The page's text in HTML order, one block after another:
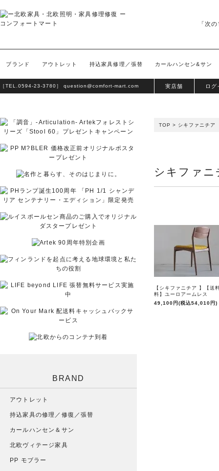
「次
ブランド アウトレット 持込家具修理／張替 カールハンセン&サン
［TEL. 0594-23-3780］ question@comfort-mart.com 実店舗 ログ
TOP > シキファニチア
シキファニ
【シキファニチア 】【送
料】ユーロアームレス
49,100円(税込54,010円)
BRAND
アウトレット
持込家具の修理／修復／張替
カールハンセン＆サン
北欧ヴィテージ家具
PP モブラー